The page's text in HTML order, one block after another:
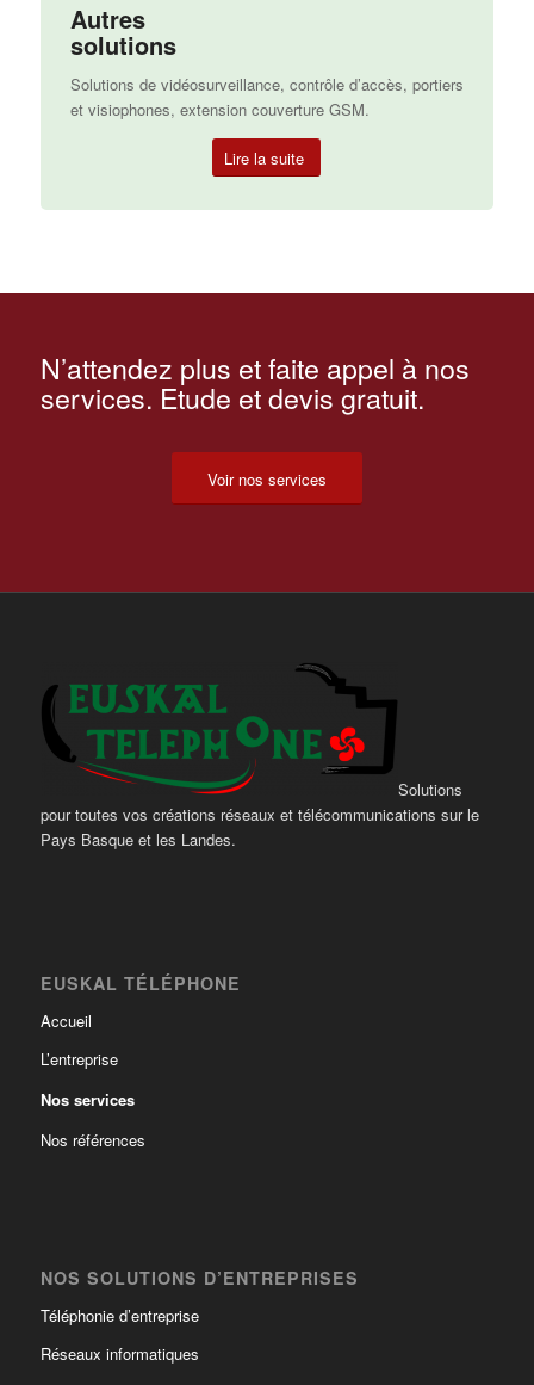
Autres
solutions
Solutions de vidéosurveillance, contrôle d’accès, portiers
et visiophones, extension couverture GSM.
Lire la suite
N’attendez plus et faite appel à nos
services. Etude et devis gratuit.
Voir nos services
Solutions
pour toutes vos créations réseaux et télécommunications sur le
Pays Basque et les Landes.
EUSKAL TÉLÉPHONE
Accueil
L’entreprise
Nos services
Nos références
NOS SOLUTIONS D’ENTREPRISES
Téléphonie d’entreprise
Réseaux informatiques